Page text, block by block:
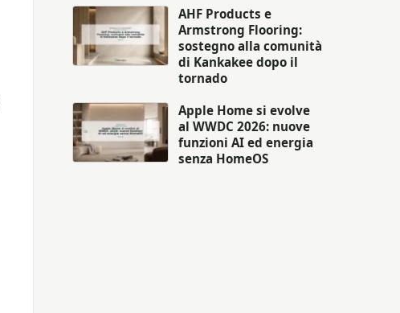
AHF Products e
Armstrong Flooring:
sostegno alla comunità
di Kankakee dopo il
tornado
Apple Home si evolve
al WWDC 2026: nuove
funzioni AI ed energia
senza HomeOS